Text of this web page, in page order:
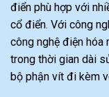
điển phù hợp với
cổ điển. Với công
công nghệ điện hóa
trong thời gian dài
bộ phận vít đi kèm